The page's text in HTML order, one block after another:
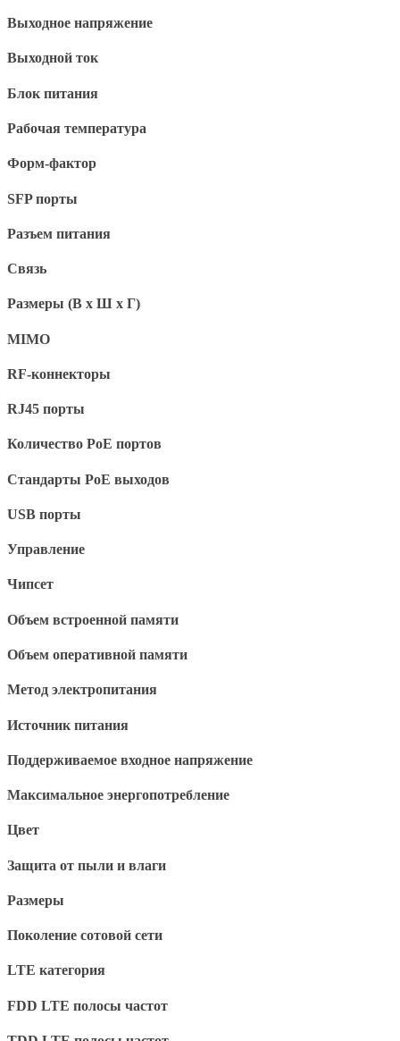
Выходное напряжение
Выходной ток
Блок питания
Рабочая температура
Форм-фактор
SFP порты
Разъем питания
Связь
Размеры (В x Ш x Г)
MIMO
RF-коннекторы
RJ45 порты
Количество PoE портов
Стандарты PoE выходов
USB порты
Управление
Чипсет
Объем встроенной памяти
Объем оперативной памяти
Метод электропитания
Источник питания
Поддерживаемое входное напряжение
Максимальное энергопотребление
Цвет
Защита от пыли и влаги
Размеры
Поколение сотовой сети
LTE категория
FDD LTE полосы частот